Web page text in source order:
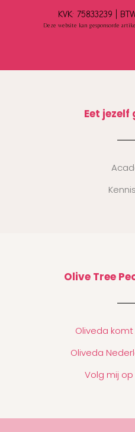
KVK: 75833239 |
Deze website kan gesponsorde
Eet jezelf
Olive Tree
Oliveda komt
Oliveda
Volg mij